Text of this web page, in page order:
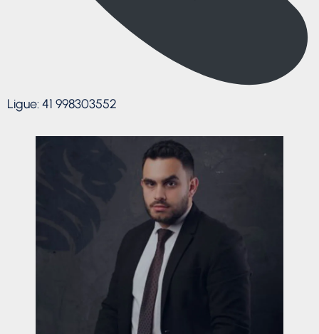
Ligue: 41 998303552